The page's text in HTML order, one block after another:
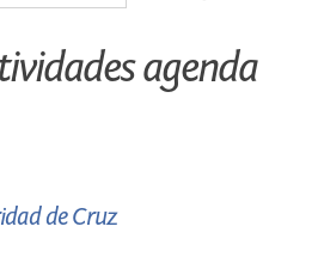
agenda
de Cruz